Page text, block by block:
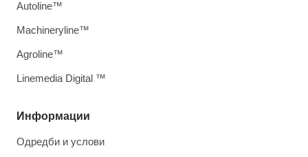
Информации
Одредби и услови
Autoline™
Machineryline™
Agroline™
Linemedia Digital ™